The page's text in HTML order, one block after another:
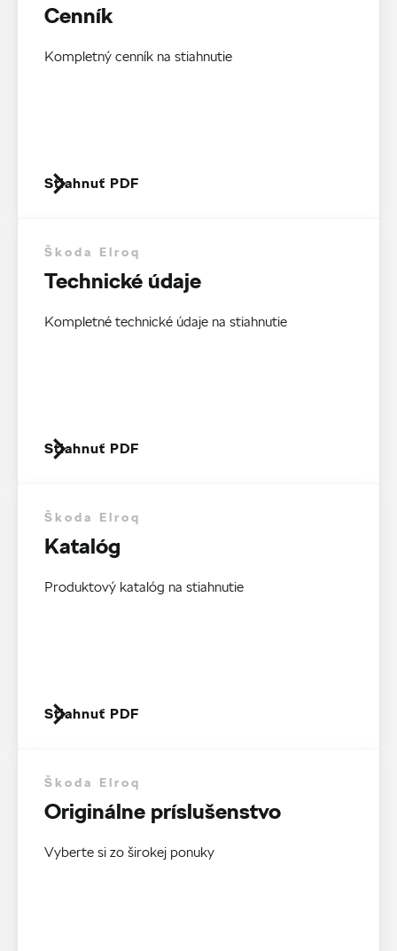
Cenník
Kompletný cenník na stiahnutie
Stiahnuť PDF
Škoda Elroq
Technické údaje
Kompletné technické údaje na stiahnutie
Stiahnuť PDF
Škoda Elroq
Katalóg
Produktový katalóg na stiahnutie
Stiahnuť PDF
Škoda Elroq
Originálne príslušenstvo
Vyberte si zo širokej ponuky